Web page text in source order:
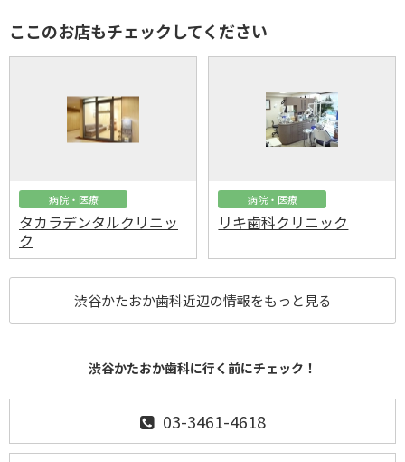
ここのお店もチェックしてください
病院・医療
タカラデンタルクリニッ
ク
病院・医療
リキ歯科クリニック
渋谷かたおか歯科近辺の情報をもっと見る
渋谷かたおか歯科に行く前にチェック！
03-3461-4618